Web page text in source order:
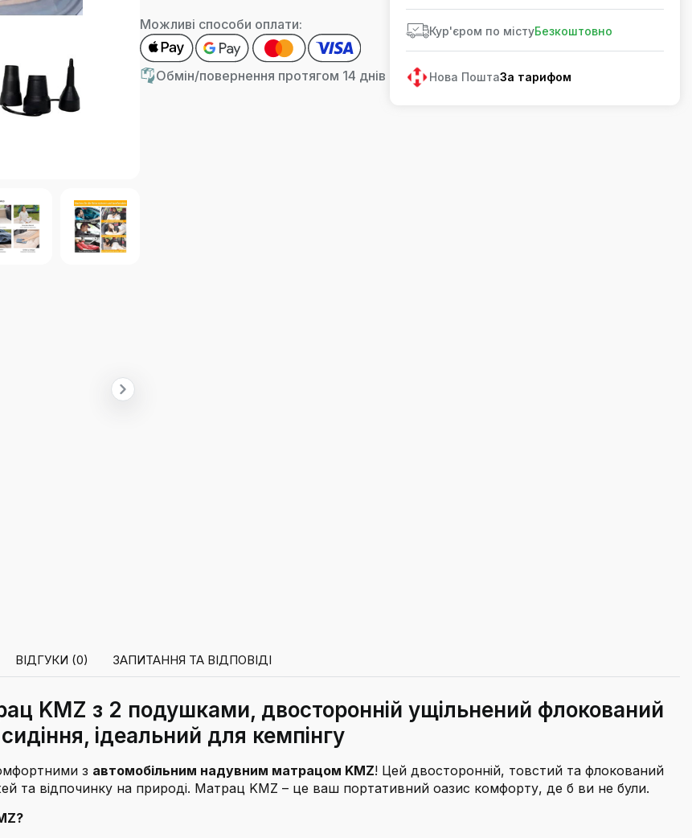
Можливі способи оплати:
Обмін/повернення протягом 14 днів
Кур'єром по містуБезкоштовно
Нова ПоштаЗа тарифом
ВІДГУКИ (0) ЗАПИТАННЯ ТА ВІДПОВІДІ
KMZ з 2 подушками, двосторонній ущільнений флокований
ідеальний для кемпінгу
з автомобільним надувним матрацом KMZ! Цей двосторонній, товстий та флокований
та відпочинку на природі. Матрац KMZ – це ваш портативний оазис комфорту, де б ви не були.